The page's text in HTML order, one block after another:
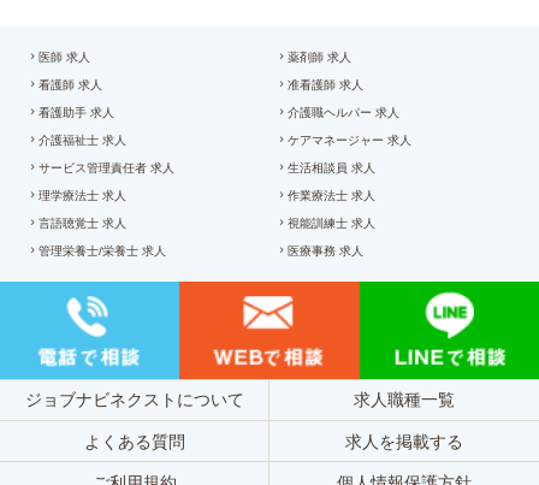
医師 求人 薬剤師 求人
看護師 求人 准看護師 求人
看護助手 求人 介護職ヘルパー 求人
介護福祉士 求人 ケアマネージャー 求人
サービス管理責任者 求人 生活相談員 求人
理学療法士 求人 作業療法士 求人
言語聴覚士 求人 視能訓練士 求人
管理栄養士/栄養士 求人 医療事務 求人
ジョブナビネクストについて 求人職種一覧
よくある質問 求人を掲載する